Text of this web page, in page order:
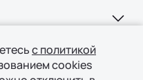
с политикой
cookies